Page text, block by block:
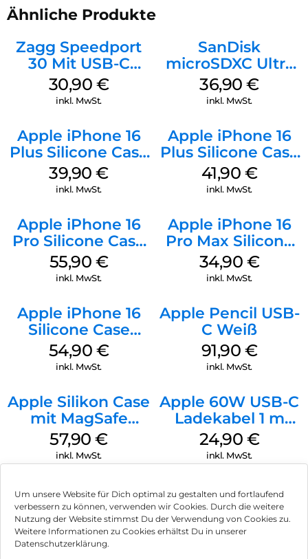
Um unsere Website für Dich optimal zu gestalten und fortlaufend
verbessern zu können, verwenden wir Cookies. Durch die weitere
Nutzung der Website stimmst Du der Verwendung von Cookies zu.
Weitere Informationen zu Cookies erhältst Du in unserer
Datenschutzerklärung.
Ähnliche Produkte
Zagg Speedport
30 Mit USB-C
Kabel Weiß
30,90 €
inkl. MwSt.
SanDisk
microSDXC Ultra
128 GB + Adapter
Mobile
36,90€
inkl. MwSt.
Apple iPhone 16
Plus Silicone Case
MagSafe Plum
39,90€
inkl. MwSt.
Apple iPhone 16
Plus Silicone Case
MagSafe Stone
Gray
41,90 €
inkl. MwSt.
Apple iPhone 16
Pro Silicone Case
MagSafe Stone
Gray
55,90 €
inkl. MwSt.
Apple iPhone 16
Pro Max Silicone
Case MagSafe
Denim
34,90 €
inkl. MwSt.
Apple iPhone 16
Silicone Case
MagSafe Lake
Green
54,90 €
inkl. MwSt.
Apple Pencil USB-
C Weiß
91,90 €
inkl. MwSt.
Apple Silikon Case
mit MagSafe
iPhone 14 Pro
(PRODUCT)RED
57,90€
inkl. MwSt.
Apple 60W USB-C
Ladekabel 1 m
Weiß
24,90 €
inkl. MwSt.
Impressum